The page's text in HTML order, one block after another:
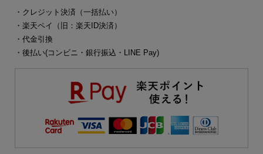
・クレジット決済（一括払い）
・楽天ペイ（旧：楽天ID決済）
・代金引換
・後払い(コンビニ・銀行振込・LINE Pay)